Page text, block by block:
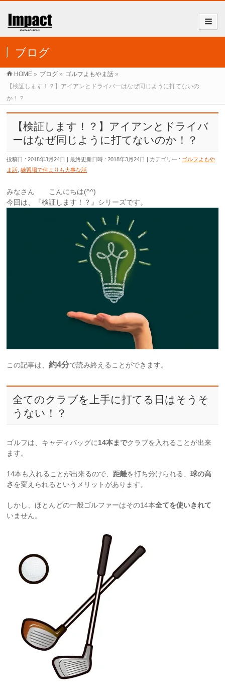
ブログ
HOME » ブログ » ゴルフよもやま話 »
【検証します！？】アイアンとドライバーはなぜ同じように打てないの
か！？
【検証します！？】アイアンとドライバ
ーはなぜ同じように打てないのか！？
投稿日 : 2018年3月24日 最終更新日時 : 2018年3月24日 カテゴリー : ゴルフよもや
ま話 ,練習場で何よりも大事な話
みなさん こんにちは(^^)
今回は、『検証します！？』シリーズです。
この記事は、約4分で読み終えることができます。
全てのクラブを上手に打てる日はそうそ
うない！？
ゴルフは、キャディバッグに14本までクラブを入れることが出来
ます。
14本も入れることが出来るので、 距離を打ち分けられる、球の高
さを変えられるというメリットがあります。
しかし、ほとんどの一般ゴルファーはその14本全てを使いきれて
いません。